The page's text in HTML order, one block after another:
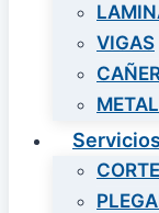
VIGAS
Servicios